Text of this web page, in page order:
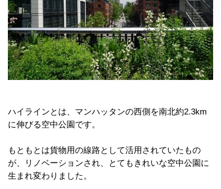
ハイラインとは、マンハッタンの西側を南北約2.3km
に伸びる空中公園です。
もともとは貨物用の線路として活用されていたもの
が、リノベーションされ、とてもきれいな空中公園に
生まれ変わりました。